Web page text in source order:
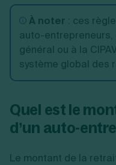
À noter : ces
auto-entrepreneurs,
général ou à la
système global des
Quel est le
d’un auto-
Le montant de la